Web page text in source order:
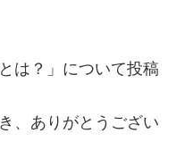
は？」について投稿
、ありがとうござい